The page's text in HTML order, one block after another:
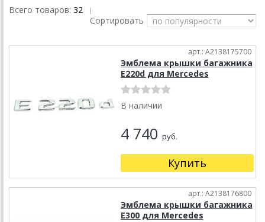
Всего товаров: 32 |
Сортировать
арт.: A2138175700
Эмблема крышки багажника
E220d для Mercedes
В наличии
4 740 руб.
Купить
арт.: A2138176800
Эмблема крышки багажника
E300 для Mercedes